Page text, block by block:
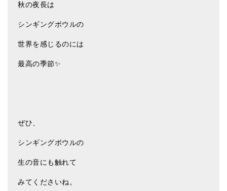
アマナマナとは
About Us
メールお便り登録
LINEお友だち登録
特商法の表記
秋の夜長は
シンギングボウルの
世界を感じるのには
最高の季節✨
ぜひ、
シンギングボウルの
生の音にも触れて
みてくださいね。